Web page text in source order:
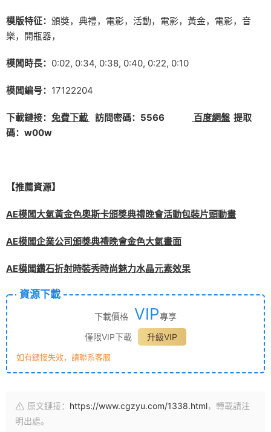
模版特征： 頒獎，典禮，電影，活動，電影，黃金，電影，音
樂，開瓶器，
模闆時長： 0:02, 0:34, 0:38, 0:40, 0:22, 0:10
模闆編号： 17122204
下載鏈接： 免費下載 訪問密碼：5566 百度網盤 提取
碼：w00w
【推薦資源】
AE模闆大氣黃金色奧斯卡頒獎典禮晚會活動包裝片頭動畫
AE模闆企業公司頒獎典禮晚會金色大氣畫面
AE模闆鑽石折射時裝秀時尚魅力水晶元素效果
資源下載
下載價格 VIP專享
僅限VIP下載
升級VIP
如有鏈接失效，請聯系客服
原文鏈接： https://www.cgzyu.com/1338.html，轉載請注
明出處。